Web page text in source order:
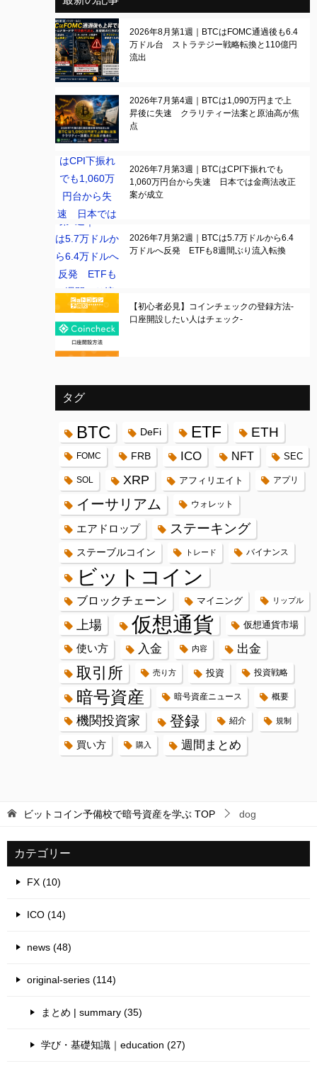
2026年8月第1週｜BTCはFOMC通過後も6.4
万ドル台 ストラテジー戦略転換と110億円
流出
2026年7月第4週｜BTCは1,090万円まで上
昇後に失速 クラリティー法案と原油高が焦
点
2026年7月第3週｜BTCはCPI下振れでも
1,060万円台から失速 日本では金商法改正
案が成立
2026年7月第2週｜BTCは5.7万ドルから6.4
万ドルへ反発 ETFも8週間ぶり流入転換
【初心者必見】コインチェックの登録方法-
口座開設したい人はチェック-
タグ
BTC DeFi ETF ETH
FOMC FRB ICO NFT SEC
SOL XRP アフィリエイト アプリ
イーサリアム ウォレット
エアドロップ ステーキング
ステーブルコイン トレード バイナンス
ビットコイン
ブロックチェーン マイニング リップル
上場 仮想通貨 仮想通貨市場
使い方 入金 内容 出金
取引所 売り方 投資 投資戦略
暗号資産 暗号資産ニュース 概要
機関投資家 登録 紹介 規制
買い方 購入 週間まとめ
ビットコイン予備校で暗号資産を学ぶ TOP dog
カテゴリー
FX (10)
ICO (14)
news (48)
original-series (114)
まとめ | summary (35)
学び・基礎知識｜education (27)